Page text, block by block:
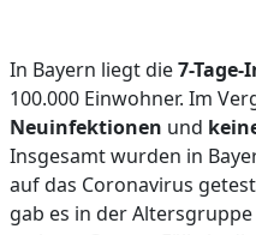
In Bayern liegt die7-Tage-
100.000 Einwohner. Im
Neuinfektionen und
Insgesamt wurden in
auf das Coronavirus
gab es in der